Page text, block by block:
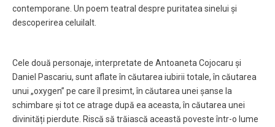
contemporane. Un poem teatral despre puritatea sinelui și
descoperirea celuilalt.
Cele două personaje, interpretate de Antoaneta Cojocaru și
Daniel Pascariu, sunt aflate în căutarea iubirii totale, în căutarea
unui „oxygen” pe care îl presimt, în căutarea unei șanse la
schimbare și tot ce atrage după ea aceasta, în căutarea unei
divinități pierdute. Riscă să trăiască această poveste într-o lume